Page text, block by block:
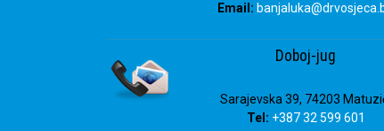
Email: banjaluka
Doboj-jug
Sarajevska 39, 74203
Tel: +387 32 599 601